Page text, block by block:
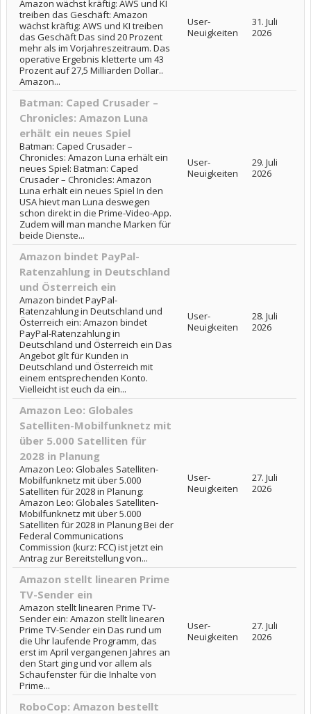
Amazon wächst kräftig: AWS und KI
treiben das Geschäft: Amazon
wächst kräftig: AWS und KI treiben
das Geschäft Das sind 20 Prozent
mehr als im Vorjahreszeitraum. Das
operative Ergebnis kletterte um 43
Prozent auf 27,5 Milliarden Dollar..
Amazon...
User-
Neuigkeiten
31. Juli
2026
Batman: Caped Crusader –
Chronicles: Amazon Luna
erhält ein neues Spiel
Batman: Caped Crusader –
Chronicles: Amazon Luna erhält ein
neues Spiel: Batman: Caped
Crusader – Chronicles: Amazon
Luna erhält ein neues Spiel In den
USA hievt man Luna deswegen
schon direkt in die Prime-Video-App.
Zudem will man manche Marken für
beide Dienste...
User-
Neuigkeiten
29. Juli
2026
Amazon bindet PayPal-
Ratenzahlung in Deutschland
und Österreich ein
Amazon bindet PayPal-
Ratenzahlung in Deutschland und
Österreich ein: Amazon bindet
PayPal-Ratenzahlung in
Deutschland und Österreich ein Das
Angebot gilt für Kunden in
Deutschland und Österreich mit
einem entsprechenden Konto.
Vielleicht ist euch da ein...
User-
Neuigkeiten
28. Juli
2026
Amazon Leo: Globales
Satelliten-Mobilfunknetz mit
über 5.000 Satelliten für
2028 in Planung
Amazon Leo: Globales Satelliten-
Mobilfunknetz mit über 5.000
Satelliten für 2028 in Planung:
Amazon Leo: Globales Satelliten-
Mobilfunknetz mit über 5.000
Satelliten für 2028 in Planung Bei der
Federal Communications
Commission (kurz: FCC) ist jetzt ein
Antrag zur Bereitstellung von...
User-
Neuigkeiten
27. Juli
2026
Amazon stellt linearen Prime
TV-Sender ein
Amazon stellt linearen Prime TV-
Sender ein: Amazon stellt linearen
Prime TV-Sender ein Das rund um
die Uhr laufende Programm, das
erst im April vergangenen Jahres an
den Start ging und vor allem als
Schaufenster für die Inhalte von
Prime...
User-
Neuigkeiten
27. Juli
2026
RoboCop: Amazon bestellt